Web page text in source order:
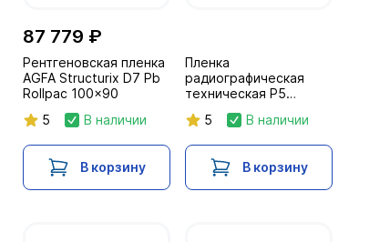
87 779 ₽
Рентгеновская пленка
AGFA Structurix D7 Pb
Rollpac 100x90
5
В наличии
В корзину
Пленка
радиографическая
техническая Р5
5 В наличии
В корзину